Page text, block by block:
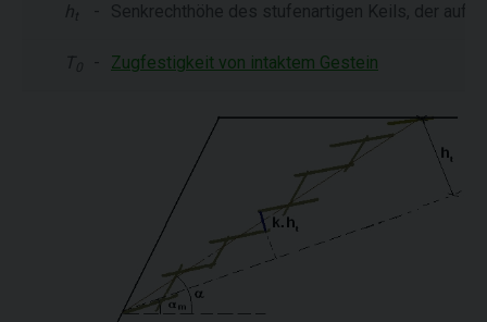
ht - Senkrechthöhe des stufenartigen Keils, der auf
T - Zugfestigkeit von intaktem Gestein